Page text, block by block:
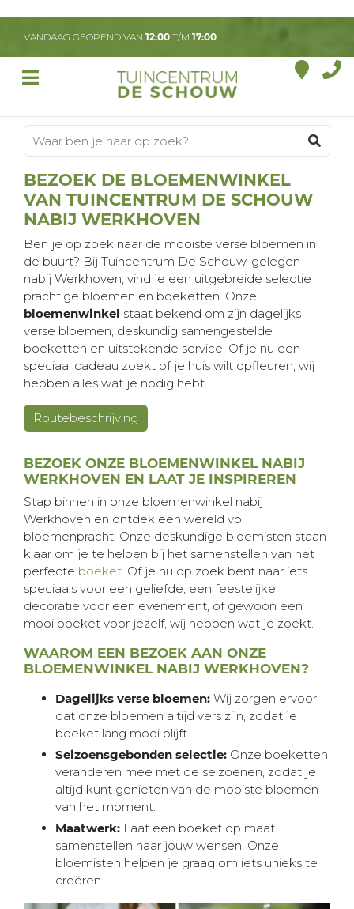
a
t
VANDAAG GEOPEND VAN 12:00 T/M 17:00
BEZOEK DE BLOEMENWINKEL
VAN TUINCENTRUM DE SCHOUW
NABIJ WERKHOVEN
Ben je op zoek naar de mooiste verse bloemen in
de buurt? Bij Tuincentrum De Schouw, gelegen
nabij Werkhoven, vind je een uitgebreide selectie
prachtige bloemen en boeketten. Onze
bloemenwinkel staat bekend om zijn dagelijks
verse bloemen, deskundig samengestelde
boeketten en uitstekende service. Of je nu een
speciaal cadeau zoekt of je huis wilt opfleuren, wij
hebben alles wat je nodig hebt.
Routebeschrijving
BEZOEK ONZE BLOEMENWINKEL NABIJ
WERKHOVEN EN LAAT JE INSPIREREN
Stap binnen in onze bloemenwinkel nabij
Werkhoven en ontdek een wereld vol
bloemenpracht. Onze deskundige bloemisten staan
klaar om je te helpen bij het samenstellen van het
perfecte boeket. Of je nu op zoek bent naar iets
speciaals voor een geliefde, een feestelijke
decoratie voor een evenement, of gewoon een
mooi boeket voor jezelf, wij hebben wat je zoekt.
WAAROM EEN BEZOEK AAN ONZE
BLOEMENWINKEL NABIJ WERKHOVEN?
Dagelijks verse bloemen: Wij zorgen ervoor
dat onze bloemen altijd vers zijn, zodat je
boeket lang mooi blijft.
Seizoensgebonden selectie: Onze boeketten
veranderen mee met de seizoenen, zodat je
altijd kunt genieten van de mooiste bloemen
van het moment.
Maatwerk: Laat een boeket op maat
samenstellen naar jouw wensen. Onze
bloemisten helpen je graag om iets unieks te
creëren.